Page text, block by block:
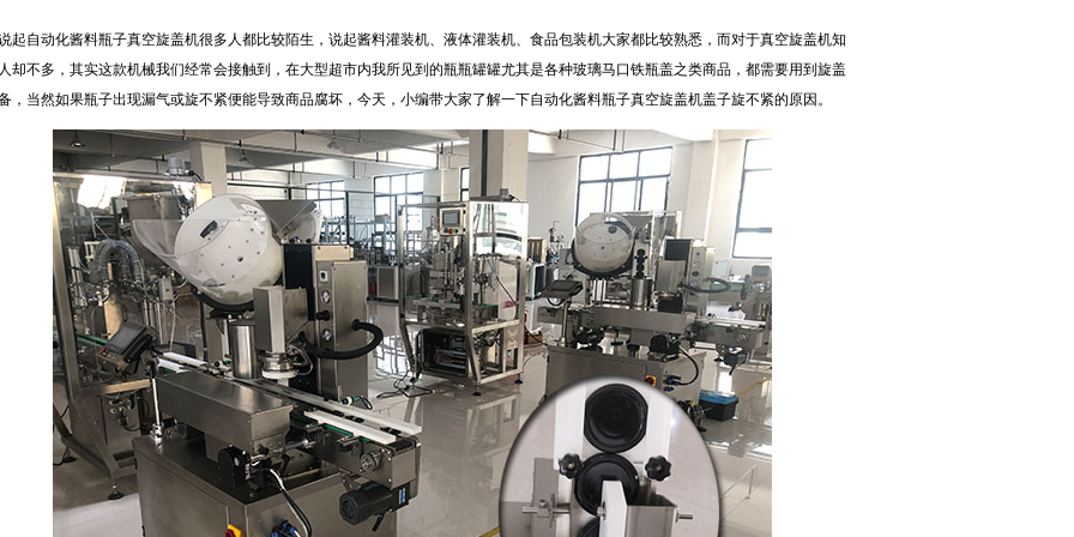
动化酱料瓶子真空旋盖机很多人都比较陌生，说起酱料灌装机、液体灌装机、食品包装机大家都比较熟悉，而对于真空旋盖机知
却不多，其实这款机械我们经常会接触到，在大型超市内我所见到的瓶瓶罐罐尤其是各种玻璃马口铁瓶盖之类商品，都需要用到旋盖
，当然如果瓶子出现漏气或旋不紧便能导致商品腐坏，今天，小编带大家了解一下自动化酱料瓶子真空旋盖机盖子旋不紧的原因。